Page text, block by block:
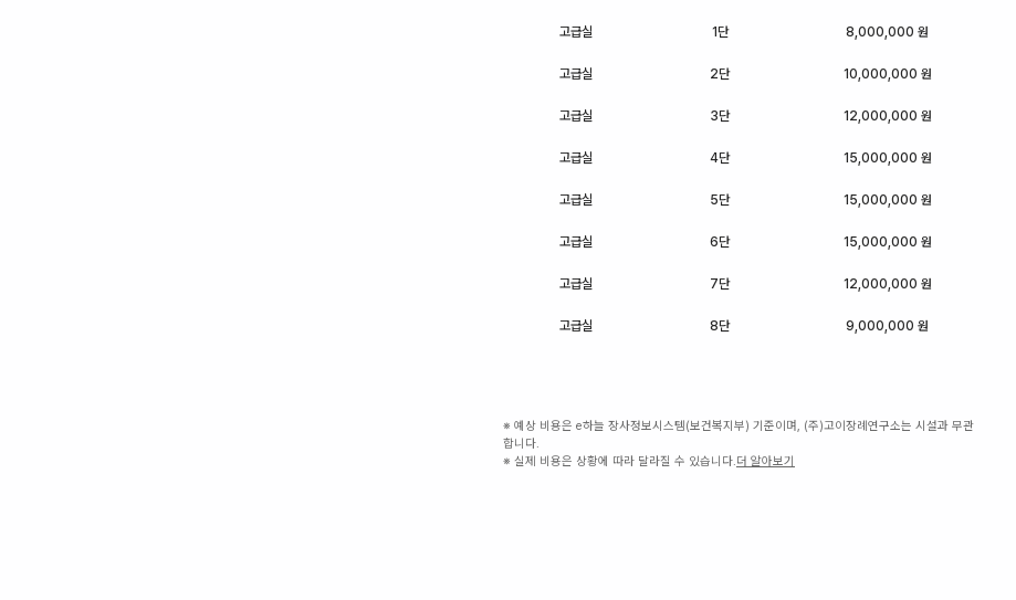
고급실 1단 8,000,000 원
고급실 2단 10,000,000 원
고급실 3단 12,000,000 원
고급실 4단 15,000,000 원
고급실 5단 15,000,000 원
고급실 6단 15,000,000 원
고급실 7단 12,000,000 원
고급실 8단 9,000,000 원
※ 예상 비용은 e하늘 장사정보시스템(보건복지부) 기준이며, (주)고이장례연구소는 시설과 무관
합니다.
※ 실제 비용은 상황에 따라 달라질 수 있습니다.더 알아보기